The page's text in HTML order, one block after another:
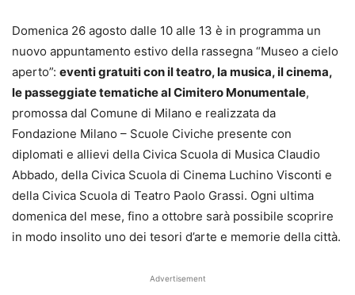
Domenica 26 agosto dalle 10 alle 13 è in programma un
nuovo appuntamento estivo della rassegna “Museo a cielo
aperto”: eventi gratuiti con il teatro, la musica, il cinema,
le passeggiate tematiche al Cimitero Monumentale,
promossa dal Comune di Milano e realizzata da
Fondazione Milano – Scuole Civiche presente con
diplomati e allievi della Civica Scuola di Musica Claudio
Abbado, della Civica Scuola di Cinema Luchino Visconti e
della Civica Scuola di Teatro Paolo Grassi. Ogni ultima
domenica del mese, fino a ottobre sarà possibile scoprire
in modo insolito uno dei tesori d’arte e memorie della città.
Advertisement